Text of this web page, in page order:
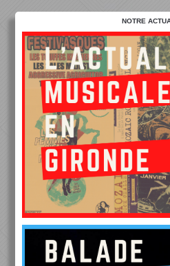
NOTRE